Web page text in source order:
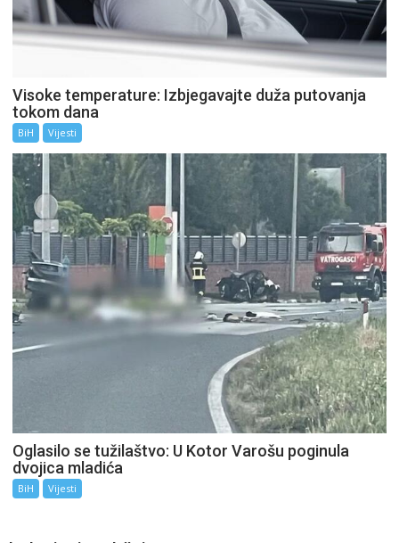
Visoke temperature: Izbjegavajte duža putovanja
tokom dana
BiH Vijesti
Oglasilo se tužilaštvo: U Kotor Varošu poginula
dvojica mladića
BiH Vijesti